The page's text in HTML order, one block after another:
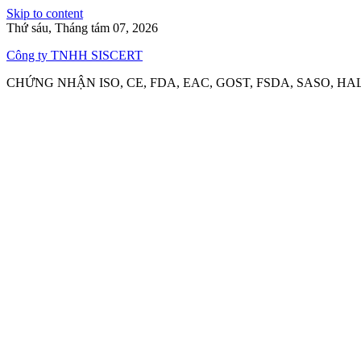
Skip to content
Thứ sáu, Tháng tám 07, 2026
Công ty TNHH SISCERT
CHỨNG NHẬN ISO, CE, FDA, EAC, GOST, FSDA, SASO,